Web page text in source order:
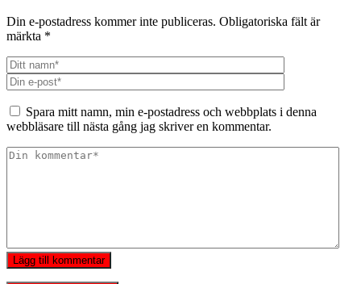
Din e-postadress kommer inte publiceras. Obligatoriska fält är
märkta *
Spara mitt namn, min e-postadress och webbplats i denna
webbläsare till nästa gång jag skriver en kommentar.
Lägg till kommentar